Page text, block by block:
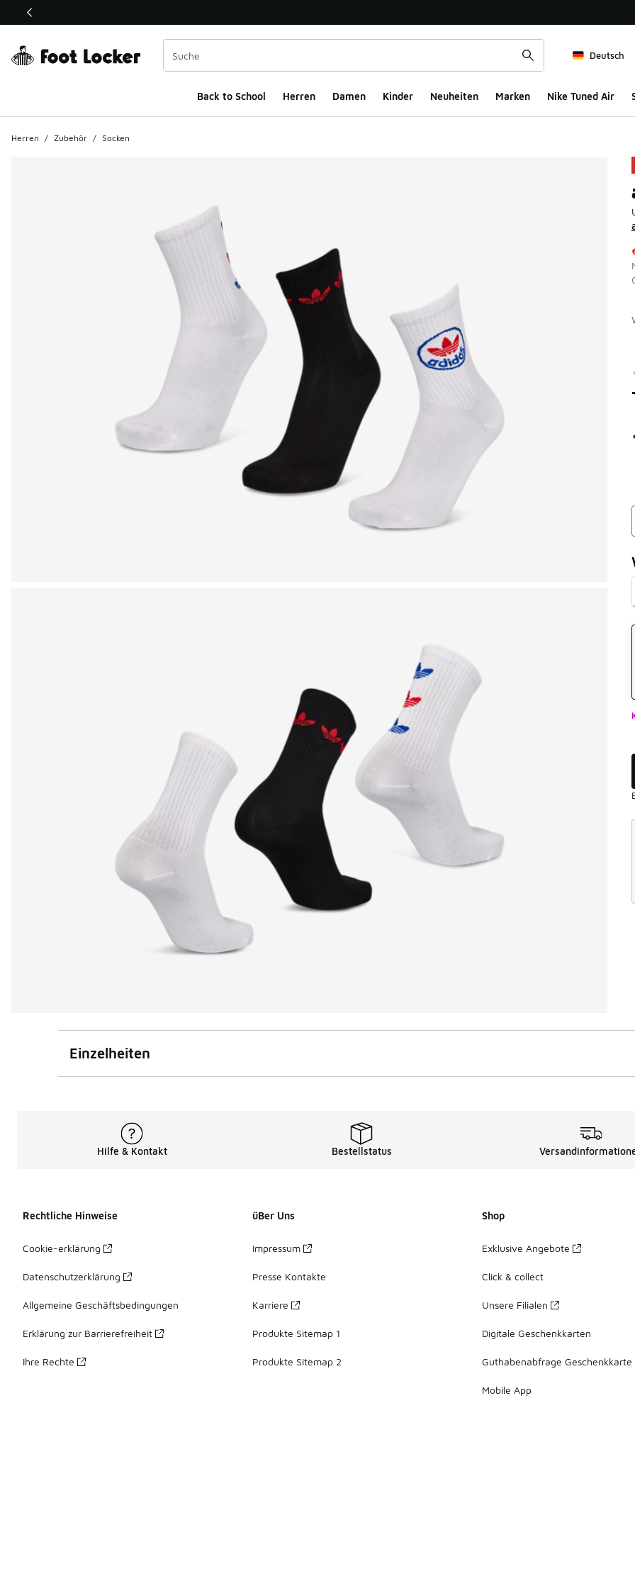
Dieser Link öffnet sich in einem neuen Fenster
Deutsch
Back to School Herren Damen Kinder Neuheiten Marken Nike Tuned Air
Herren / Zubehör / Socken
Einzelheiten
Hilfe & Kontakt Bestellstatus
Rechtliche Hinweise
Cookie-erklärung
Datenschutzerklärung
Allgemeine Geschäftsbedingungen
Erklärung zur Barrierefreiheit
Ihre Rechte
üBer Uns
Impressum
Presse Kontakte
Karriere
Produkte Sitemap 1
Produkte Sitemap 2
Shop
Exklusive Angebote
Click & collect
Unsere Filialen
Digitale Geschenkkarten
Guthabenabfrage Geschenkkarte
Mobile App